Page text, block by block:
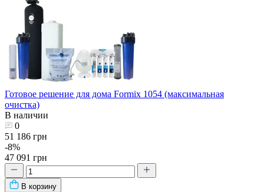
Готовое решение для дома Formix 1054 (максимальная
очистка)
В наличии
0
51 186 грн
-8%
47 091 грн
В корзину